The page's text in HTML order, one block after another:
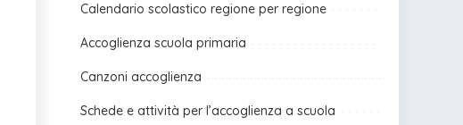
Calendario scolastico regione per regione
Accoglienza scuola primaria
Canzoni accoglienza
Schede e attività per l’accoglienza a scuola